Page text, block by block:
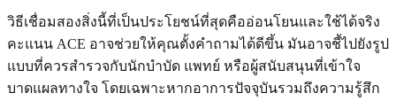
วิธีเชื่อมสองสิ่งนี้ที่เป็นประโยชน์ที่สุดคืออ่อนโยนและใช้ได้จริง
คะแนน ACE อาจช่วยให้คุณตั้งคำถามได้ดีขึ้น มันอาจชี้ไปยังรูป
แบบที่ควรสำรวจกับนักบำบัด แพทย์ หรือผู้สนับสนุนที่เข้าใจ
บาดแผลทางใจ โดยเฉพาะหากอาการปัจจุบันรวมถึงความรู้สึก